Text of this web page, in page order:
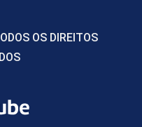
OS DIREITOS